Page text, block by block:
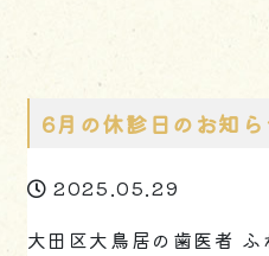
6月の休診日のお知ら
2025.05.29
大田区大鳥居の歯医者